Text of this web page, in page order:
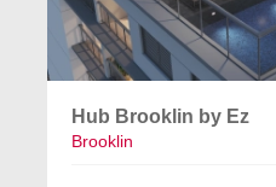
Hub Brooklin by Ez
Brooklin